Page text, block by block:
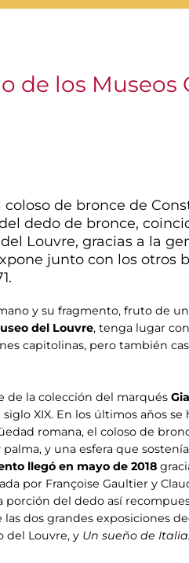
de los Museos
de bronce de
dedo de bronce,
Louvre, gracias a la
junto con los otros
y su fragmento, fruto de
del Louvre, tenga lugar
capitolinas, pero también
de la colección del marqués
XIX. En los últimos años se
romana, el coloso de
y una esfera que
llegó en mayo de 2018
por Françoise Gaultier y
del dedo así
dos grandes exposiciones
del Louvre, y Un sueño de